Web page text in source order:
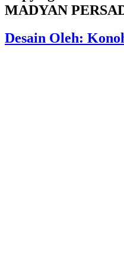
MADYAN
Desain Oleh: